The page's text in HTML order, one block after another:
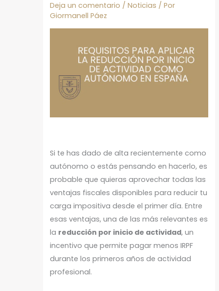
Deja un comentario /Noticias / Por
Giormanell Páez
Si te has dado de alta recientemente como
autónomo o estás pensando en hacerlo, es
probable que quieras aprovechar todas las
ventajas fiscales disponibles para reducir tu
carga impositiva desde el primer día. Entre
esas ventajas, una de las más relevantes es
la reducción por inicio de actividad, un
incentivo que permite pagar menos IRPF
durante los primeros años de actividad
profesional.